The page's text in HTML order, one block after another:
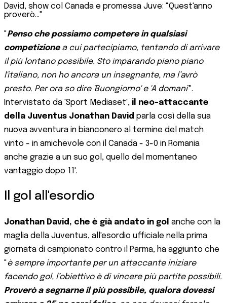
David, show col Canada e promessa Juve: "Quest'anno
proverò..."
"Penso che possiamo competere in qualsiasi
competizionea cui partecipiamo, tentando di arrivare
il più lontano possibile. Sto imparando piano piano
l'italiano, non ho ancora un insegnante, ma l’avrò
presto. Per ora so dire 'Buongiorno' e 'A domani'".
Intervistato da 'Sport Mediaset', il neo-attaccante
della Juventus Jonathan David parla così della sua
nuova avventura in bianconero al termine del match
vinto - in amichevole con il Canada - 3-0 in Romania
anche grazie a un suo gol, quello del momentaneo
vantaggio dopo 11'.
Il gol all'esordio
Jonathan David, che è già andato in gol anche con la
maglia della Juventus, all'esordio ufficiale nella prima
giornata di campionato contro il Parma, ha aggiunto che
"è sempre importante per un attaccante iniziare
facendo gol, l’obiettivo è di vincere più partite possibili.
Proverò a segnarne il più possibile, qualora dovessi